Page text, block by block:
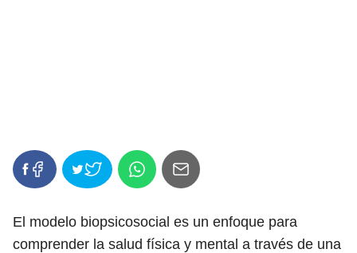
El modelo biopsicosocial es un enfoque para
comprender la salud física y mental a través de una